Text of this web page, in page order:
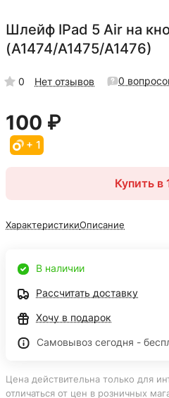
Шлейф IPad 5 Air на
(A1474/A1475/A1476)
0 Нет отзывов 0
100 ₽
+ 1
Купить в
ХарактеристикиОписание
В наличии
Рассчитать доставку
Хочу в подарок
Самовывоз сегодня -
Цена действительна только для
отличаться от цен в розничных